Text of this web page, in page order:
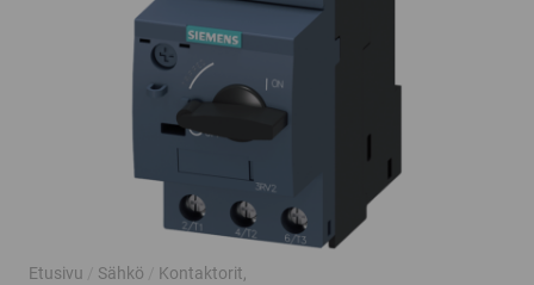
Etusivu Sähkö
Kontaktorit,